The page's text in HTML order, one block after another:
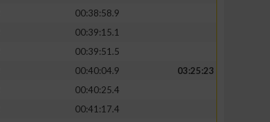
00:38:58.9
00:39:15.1
00:39:51.5
00:40:04.9
03:25:23
00:40:25.4
00:41:17.4